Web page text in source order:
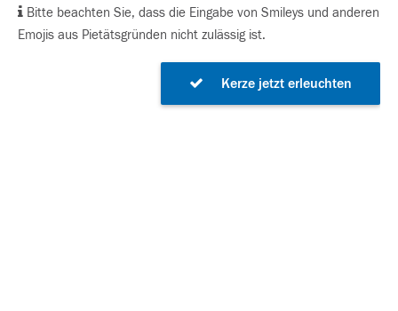
Bitte beachten Sie, dass die Eingabe von Smileys und anderen
Emojis aus Pietätsgründen nicht zulässig ist.
Kerze jetzt erleuchten